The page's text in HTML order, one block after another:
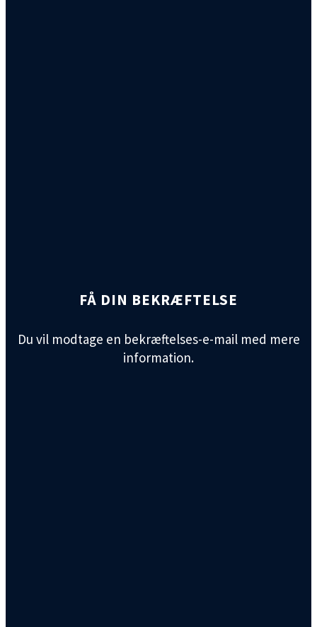
FÅ DIN BEKRÆFTELSE
Du vil modtage en bekræftelses-e-mail med mere
information.